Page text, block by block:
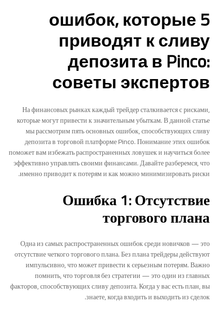
5 ошибок, которые
приводят к сливу
депозита в Pinco:
советы экспертов
На финансовых рынках каждый трейдер сталкивается с рисками,
которые могут привести к значительным убыткам. В данной статье
мы рассмотрим пять основных ошибок, способствующих сливу
депозита в торговой платформе Pinco. Понимание этих ошибок
поможет вам избежать распространенных ловушек и научиться более
эффективно управлять своими финансами. Давайте разберемся, что
именно приводит к потерям и как можно минимизировать риски.
Ошибка 1: Отсутствие
торгового плана
Одна из самых распространенных ошибок среди новичков — это
отсутствие четкого торгового плана. Без плана трейдеры действуют
импульсивно, что может привести к серьезным потерям. Важно
помнить, что торговля без стратегии — это один из главных
факторов, способствующих сливу депозита. Когда у вас есть план, вы
знаете, когда входить и выходить из сделок.